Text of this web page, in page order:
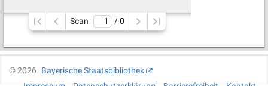
Scan / 0
©2026
Bayerische Staatsbibliothek